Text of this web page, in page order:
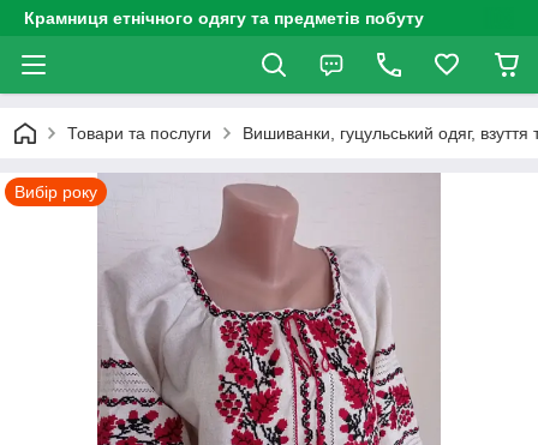
Крамниця етнічного одягу та предметів побуту
Товари та послуги Вишиванки, гуцульський одяг, взуття
Вибір року